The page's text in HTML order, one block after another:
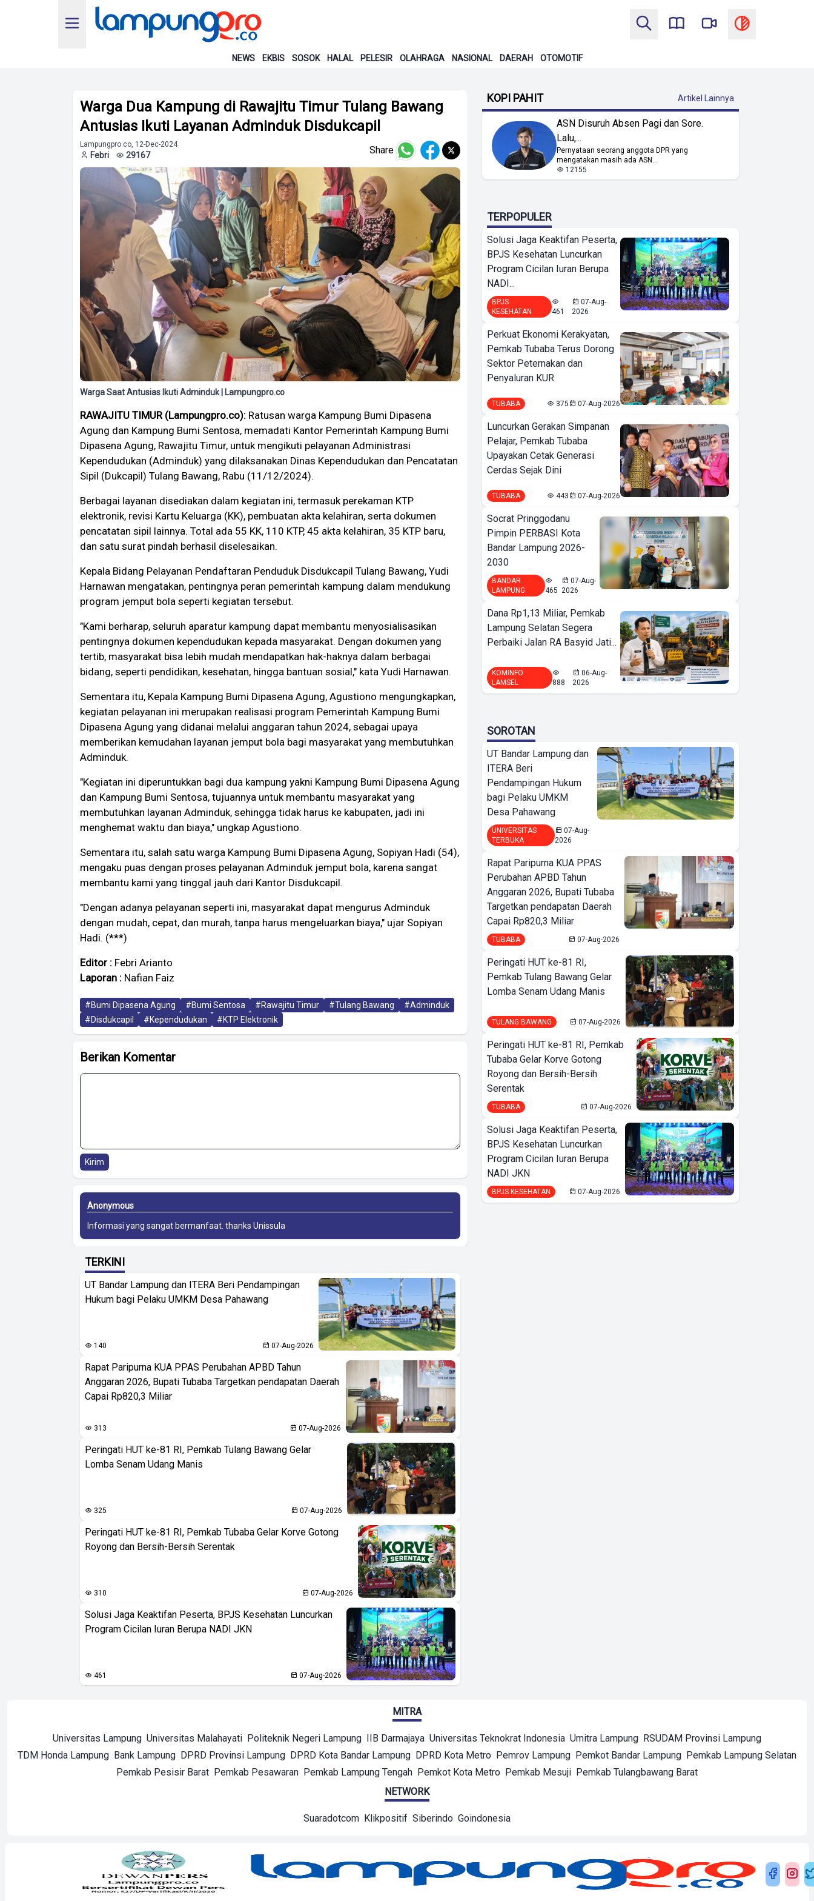
NEWS EKBIS SOSOK HALAL PELESIR OLAHRAGA NASIONAL DAERAH OTOMOTIF
Warga Dua Kampung di Rawajitu Timur Tulang Bawang
Antusias Ikuti Layanan Adminduk Disdukcapil
Lampungpro.co, 12-Dec-2024
Febri 29167 Share
Warga Saat Antusias Ikuti Adminduk | Lampungpro.co
RAWAJITU TIMUR (Lampungpro.co): Ratusan warga Kampung Bumi Dipasena
Agung dan Kampung Bumi Sentosa, memadati Kantor Pemerintah Kampung Bumi
Dipasena Agung, Rawajitu Timur, untuk mengikuti pelayanan Administrasi
Kependudukan (Adminduk) yang dilaksanakan Dinas Kependudukan dan Pencatatan
Sipil (Dukcapil) Tulang Bawang, Rabu (11/12/2024).
Berbagai layanan disediakan dalam kegiatan ini, termasuk perekaman KTP
elektronik, revisi Kartu Keluarga (KK), pembuatan akta kelahiran, serta dokumen
pencatatan sipil lainnya. Total ada 55 KK, 110 KTP, 45 akta kelahiran, 35 KTP baru,
dan satu surat pindah berhasil diselesaikan.
Kepala Bidang Pelayanan Pendaftaran Penduduk Disdukcapil Tulang Bawang, Yudi
Harnawan mengatakan, pentingnya peran pemerintah kampung dalam mendukung
program jemput bola seperti kegiatan tersebut.
"Kami berharap, seluruh aparatur kampung dapat membantu menyosialisasikan
pentingnya dokumen kependudukan kepada masyarakat. Dengan dokumen yang
tertib, masyarakat bisa lebih mudah mendapatkan hak-haknya dalam berbagai
bidang, seperti pendidikan, kesehatan, hingga bantuan sosial," kata Yudi Harnawan.
Sementara itu, Kepala Kampung Bumi Dipasena Agung, Agustiono mengungkapkan,
kegiatan pelayanan ini merupakan realisasi program Pemerintah Kampung Bumi
Dipasena Agung yang didanai melalui anggaran tahun 2024, sebagai upaya
memberikan kemudahan layanan jemput bola bagi masyarakat yang membutuhkan
Adminduk.
"Kegiatan ini diperuntukkan bagi dua kampung yakni Kampung Bumi Dipasena Agung
dan Kampung Bumi Sentosa, tujuannya untuk membantu masyarakat yang
membutuhkan layanan Adminduk, sehingga tidak harus ke kabupaten, jadi ini
menghemat waktu dan biaya," ungkap Agustiono.
Sementara itu, salah satu warga Kampung Bumi Dipasena Agung, Sopiyan Hadi (54),
mengaku puas dengan proses pelayanan Adminduk jemput bola, karena sangat
membantu kami yang tinggal jauh dari Kantor Disdukcapil.
"Dengan adanya pelayanan seperti ini, masyarakat dapat mengurus Adminduk
dengan mudah, cepat, dan murah, tanpa harus mengeluarkan biaya," ujar Sopiyan
Hadi. (***)
Editor : Febri Arianto
Laporan : Nafian Faiz
#Bumi Dipasena Agung #Bumi Sentosa #Rawajitu Timur #Tulang Bawang
#Adminduk
#Disdukcapil
#Kependudukan #KTP Elektronik
Berikan Komentar
Kirim
Anonymous
Informasi yang sangat bermanfaat. thanks Unissula
TERKINI
UT Bandar Lampung dan ITERA Beri Pendampingan
Hukum bagi Pelaku UMKM Desa Pahawang
140 07-Aug-2026
Rapat Paripurna KUA PPAS Perubahan APBD Tahun
Anggaran 2026, Bupati Tubaba Targetkan pendapatan Daerah
Capai Rp820,3 Miliar
313 07-Aug-2026
Peringati HUT ke-81 RI, Pemkab Tulang Bawang Gelar
Lomba Senam Udang Manis
325 07-Aug-2026
Peringati HUT ke-81 RI, Pemkab Tubaba Gelar Korve Gotong
Royong dan Bersih-Bersih Serentak
310 07-Aug-2026
Solusi Jaga Keaktifan Peserta, BPJS Kesehatan Luncurkan
Program Cicilan Iuran Berupa NADI JKN
461 07-Aug-2026
KOPI PAHIT Artikel Lainnya
ASN Disuruh Absen Pagi dan Sore.
Lalu,...
Pernyataan seorang anggota DPR yang
mengatakan masih ada ASN...
12155
TERPOPULER
Solusi Jaga Keaktifan Peserta,
BPJS Kesehatan Luncurkan
Program Cicilan Iuran Berupa
NADI...
BPJS
KESEHATAN
461
07-Aug-
2026
Perkuat Ekonomi Kerakyatan,
Pemkab Tubaba Terus Dorong
Sektor Peternakan dan
Penyaluran KUR
TUBABA 375 07-Aug-2026
Luncurkan Gerakan Simpanan
Pelajar, Pemkab Tubaba
Upayakan Cetak Generasi
Cerdas Sejak Dini
TUBABA 443 07-Aug-2026
Socrat Pringgodanu
Pimpin PERBASI Kota
Bandar Lampung 2026-
2030
BANDAR
LAMPUNG
465
07-Aug-
2026
Dana Rp1,13 Miliar, Pemkab
Lampung Selatan Segera
Perbaiki Jalan RA Basyid Jati...
KOMINFO
LAMSEL
888
06-Aug-
2026
SOROTAN
UT Bandar Lampung dan
ITERA Beri
Pendampingan Hukum
bagi Pelaku UMKM
Desa Pahawang
UNIVERSITAS
TERBUKA
07-Aug-
2026
Rapat Paripurna KUA PPAS
Perubahan APBD Tahun
Anggaran 2026, Bupati Tubaba
Targetkan pendapatan Daerah
Capai Rp820,3 Miliar
TUBABA 07-Aug-2026
Peringati HUT ke-81 RI,
Pemkab Tulang Bawang Gelar
Lomba Senam Udang Manis
TULANG BAWANG 07-Aug-2026
Peringati HUT ke-81 RI, Pemkab
Tubaba Gelar Korve Gotong
Royong dan Bersih-Bersih
Serentak
TUBABA 07-Aug-2026
Solusi Jaga Keaktifan Peserta,
BPJS Kesehatan Luncurkan
Program Cicilan Iuran Berupa
NADI JKN
BPJS KESEHATAN 07-Aug-2026
MITRA
Universitas Lampung Universitas Malahayati Politeknik Negeri Lampung IIB Darmajaya Universitas Teknokrat Indonesia Umitra Lampung RSUDAM Provinsi Lampung
TDM Honda Lampung Bank Lampung DPRD Provinsi Lampung DPRD Kota Bandar Lampung DPRD Kota Metro Pemrov Lampung Pemkot Bandar Lampung Pemkab Lampung Selatan
Pemkab Pesisir Barat Pemkab Pesawaran Pemkab Lampung Tengah Pemkot Kota Metro Pemkab Mesuji Pemkab Tulangbawang Barat
NETWORK
Suaradotcom Klikpositif Siberindo Goindonesia